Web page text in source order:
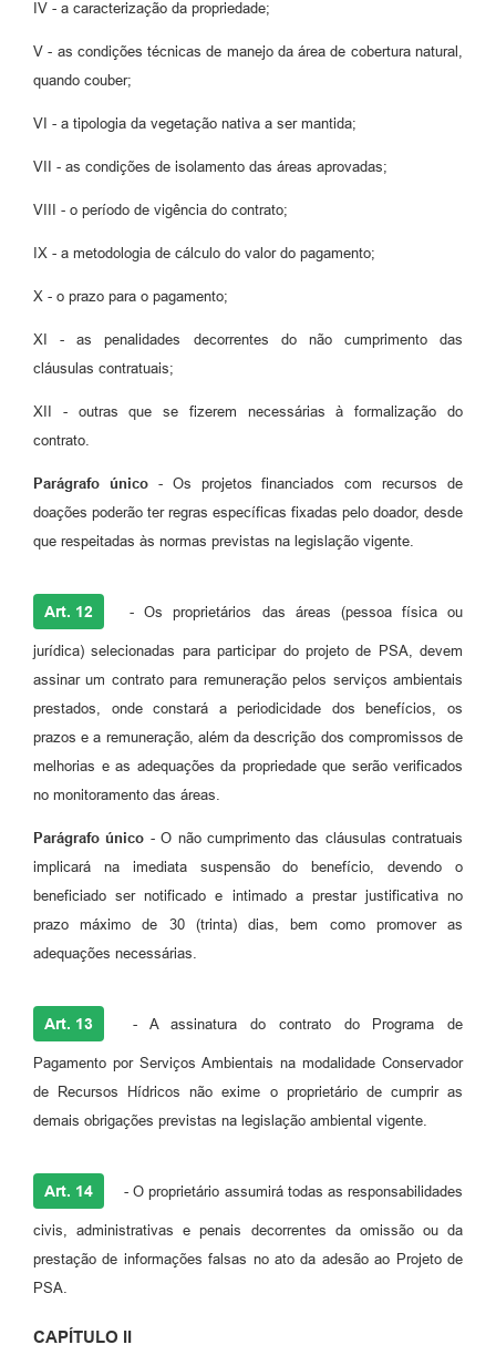
IV - a caracterização da propriedade;
V - as condições técnicas de manejo da área de cobertura natural,
quando couber;
VI - a tipologia da vegetação nativa a ser mantida;
VII - as condições de isolamento das áreas aprovadas;
VIII - o período de vigência do contrato;
IX - a metodologia de cálculo do valor do pagamento;
X - o prazo para o pagamento;
XI - as penalidades decorrentes do não cumprimento das
cláusulas contratuais;
XII - outras que se fizerem necessárias à formalização do
contrato.
Parágrafo único- Os projetos financiados com recursos de
doações poderão ter regras específicas fixadas pelo doador, desde
que respeitadas às normas previstas na legislação vigente.
Art. 12 - Os proprietários das áreas (pessoa física ou
jurídica) selecionadas para participar do projeto de PSA, devem
assinar um contrato para remuneração pelos serviços ambientais
prestados, onde constará a periodicidade dos benefícios, os
prazos e a remuneração, além da descrição dos compromissos de
melhorias e as adequações da propriedade que serão verificados
no monitoramento das áreas.
Parágrafo único - O não cumprimento das cláusulas contratuais
implicará na imediata suspensão do benefício, devendo o
beneficiado ser notificado e intimado a prestar justificativa no
prazo máximo de 30 (trinta) dias, bem como promover as
adequações necessárias.
Art. 13 - A assinatura do contrato do Programa de
Pagamento por Serviços Ambientais na modalidade Conservador
de Recursos Hídricos não exime o proprietário de cumprir as
demais obrigações previstas na legislação ambiental vigente.
Art. 14 - O proprietário assumirá todas as responsabilidades
civis, administrativas e penais decorrentes da omissão ou da
prestação de informações falsas no ato da adesão ao Projeto de
PSA.
CAPÍTULO II